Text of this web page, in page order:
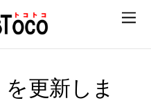
を更新しま